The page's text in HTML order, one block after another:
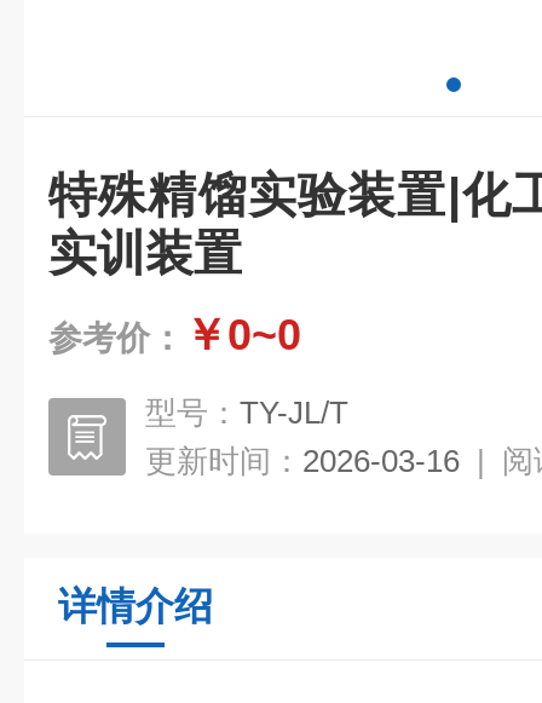
特殊精馏实验装置|化
实训装置
参考价： ￥0~0
型号： TY-JL/T
更新时间： 2026-03-16 | 阅
详情介绍